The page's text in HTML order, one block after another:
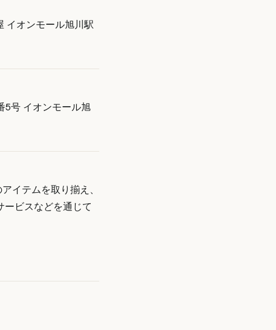
イオンモール旭川駅
5号 イオンモール旭
イテムを取り揃え、
ービスなどを通じて